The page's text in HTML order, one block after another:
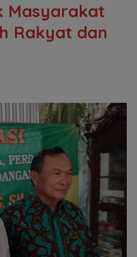
Masyarakat
Rakyat dan